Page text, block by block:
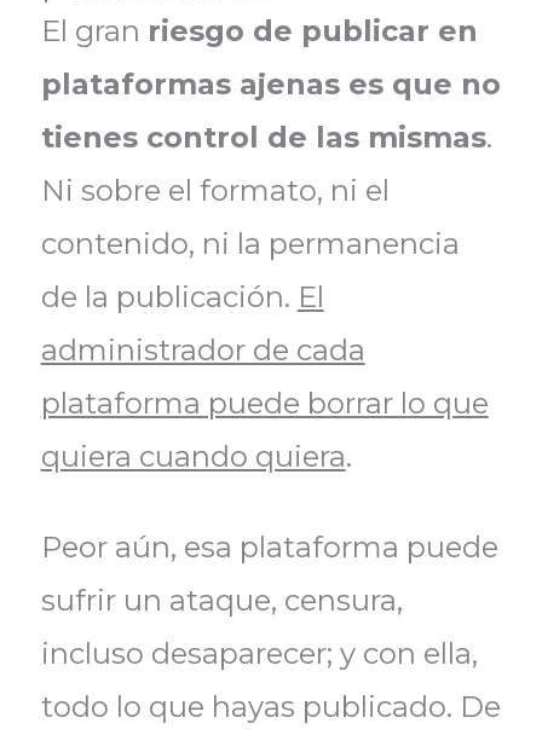
El gran riesgo de publicar en
plataformas ajenas es que no
tienes control de las mismas.
Ni sobre el formato, ni el
contenido, ni la permanencia
de la publicación. El
administrador de cada
plataforma puede borrar lo que
quiera cuando quiera.
Peor aún, esa plataforma puede
sufrir un ataque, censura,
incluso desaparecer; y con ella,
todo lo que hayas publicado. De